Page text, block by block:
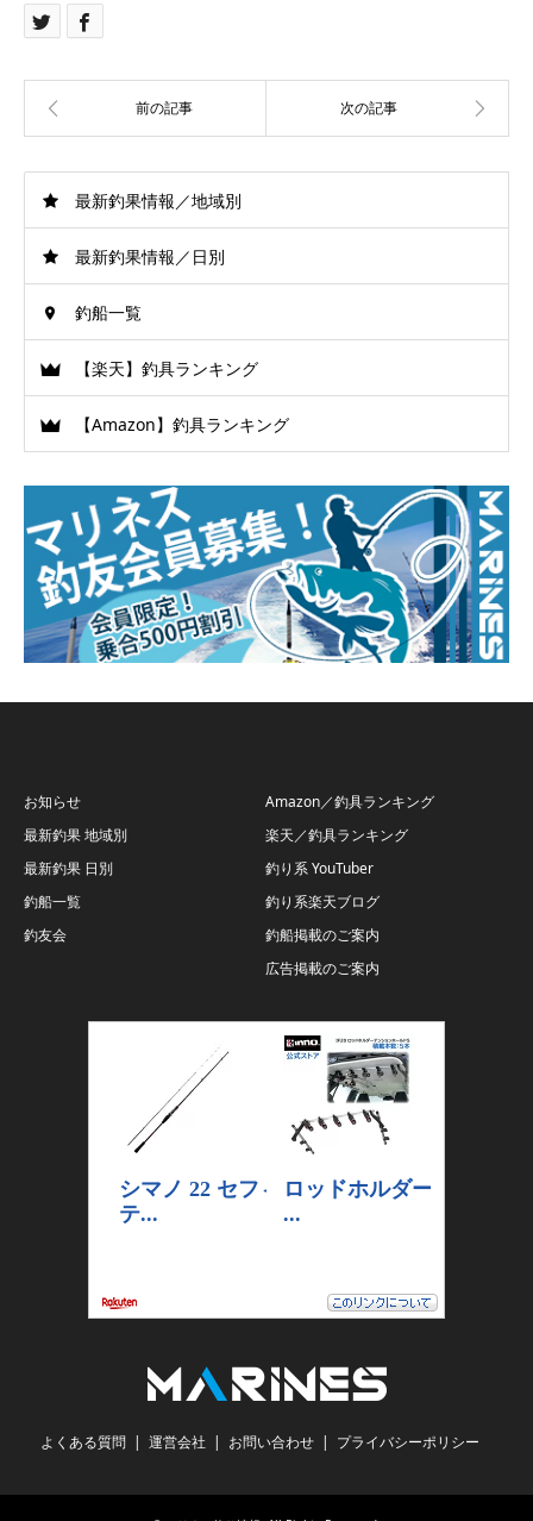
最新釣果情報／地域別
最新釣果情報／日別
釣船一覧
【楽天】釣具ランキング
【Amazon】釣具ランキング
お知らせ
最新釣果 地域別
最新釣果 日別
釣船一覧
釣友会
Amazon／釣具ランキング
楽天／釣具ランキング
釣り系 YouTuber
釣り系楽天ブログ
釣船掲載のご案内
広告掲載のご案内
よくある質問 運営会社 お問い合わせ プライバシーポリシー